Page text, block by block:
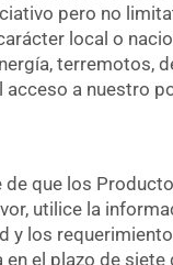
pero no
local o
terremotos,
a nuestro
que los
utilice la
los
el plazo de